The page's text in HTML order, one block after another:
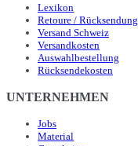
Lexikon
Retoure / Rücksendung
Versand Schweiz
Versandkosten
Auswahlbestellung
Rücksendekosten
UNTERNEHMEN
Jobs
Material